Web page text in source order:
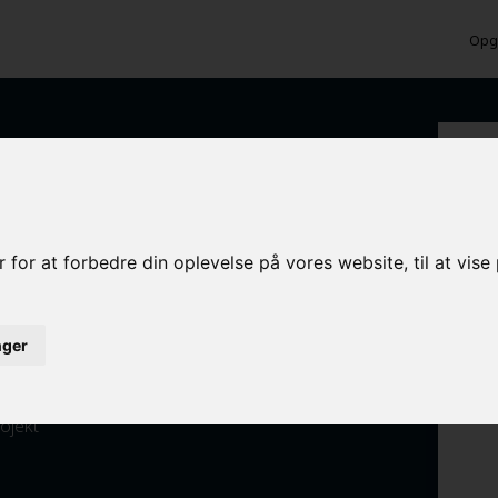
at forbedre din oplevelse på vores website, til at
samme